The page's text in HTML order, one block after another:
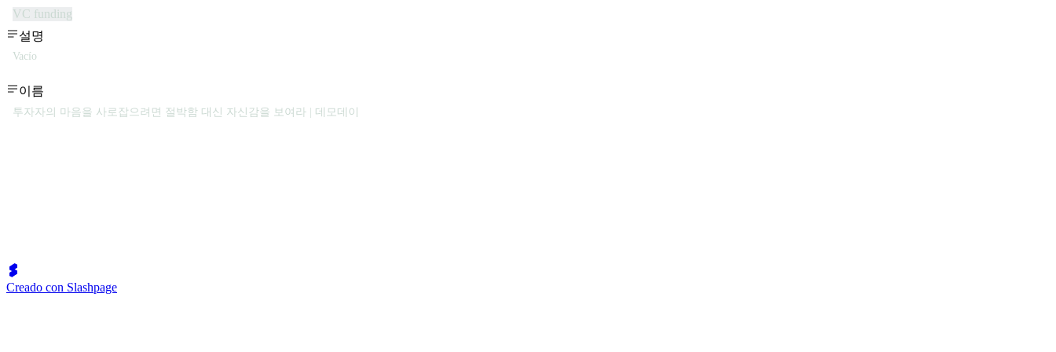
VC funding
설명
Vacío
이름
투자자의 마음을 사로잡으려면 절박함 대신 자신감을 보여라 | 데모데이
Creado con Slashpage